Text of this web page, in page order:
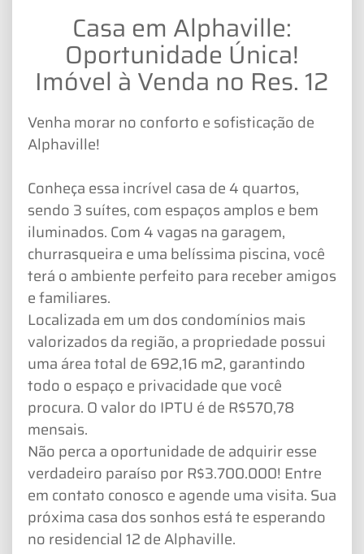
Casa em Alphaville:
Oportunidade Única!
Imóvel à Venda no Res. 12
Venha morar no conforto e sofisticação de
Alphaville!
Conheça essa incrível casa de 4 quartos,
sendo 3 suítes, com espaços amplos e bem
iluminados. Com 4 vagas na garagem,
churrasqueira e uma belíssima piscina, você
terá o ambiente perfeito para receber amigos
e familiares.
Localizada em um dos condomínios mais
valorizados da região, a propriedade possui
uma área total de 692,16 m2, garantindo
todo o espaço e privacidade que você
procura. O valor do IPTU é de R$570,78
mensais.
Não perca a oportunidade de adquirir esse
verdadeiro paraíso por R$3.700.000! Entre
em contato conosco e agende uma visita. Sua
próxima casa dos sonhos está te esperando
no residencial 12 de Alphaville.